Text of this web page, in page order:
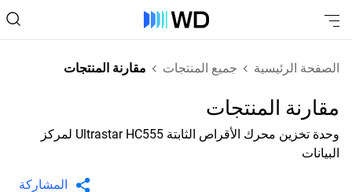
الصفحة الرئيسية جميع المنتجات مقارنة المنتجات
مقارنة المنتجات
وحدة تخزين محرك الأقراص الثابتة Ultrastar HC555 لمركز
البيانات
المشاركة